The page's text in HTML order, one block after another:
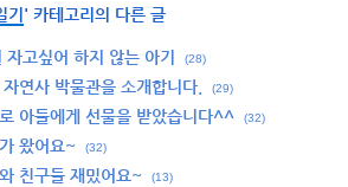
기 ' 카테고리의 다른 글
자고싶어 하지 않는 아기 (28)
연사 박물관을 소개합니다. (29)
아들에게 선물을 받았습니다^^ (32)
왔어요~ (32)
친구들 재밌어요~ (13)